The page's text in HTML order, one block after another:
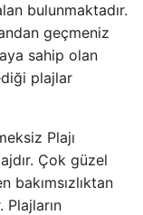
bulunmaktadır.
geçmeniz
sahip olan
plajlar
Plajı
Çok güzel
bakımsızlıktan
Plajların